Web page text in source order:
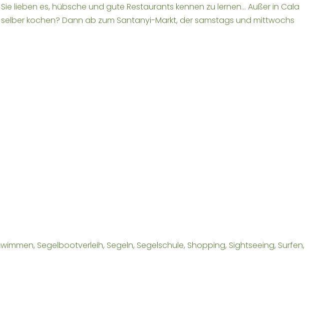
lieben es, hübsche und gute Restaurants kennen zu lernen… Außer in Cala
kochen? Dann ab zum Santanyi-Markt, der samstags und mittwochs
Segelbootverleih, Segeln, Segelschule, Shopping, Sightseeing, Surfen,